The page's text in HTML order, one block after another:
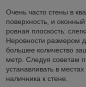
Очень часто стены в
поверхность, и
ровная плоскость:
Неровности размером
большее количество
метр. Следуя советам
устанавливать в
наличника к стене.